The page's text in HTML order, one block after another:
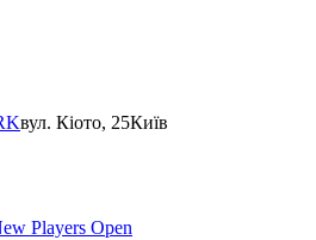
вул. Кіото, 25Київ
Players Open